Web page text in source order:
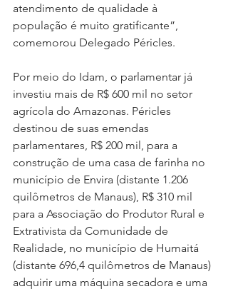
atendimento de qualidade à
população é muito gratificante”,
comemorou Delegado Péricles.
Por meio do Idam, o parlamentar já
investiu mais de R$ 600 mil no setor
agrícola do Amazonas. Péricles
destinou de suas emendas
parlamentares, R$ 200 mil, para a
construção de uma casa de farinha no
município de Envira (distante 1.206
quilômetros de Manaus), R$ 310 mil
para a Associação do Produtor Rural e
Extrativista da Comunidade de
Realidade, no município de Humaitá
(distante 696,4 quilômetros de Manaus)
adquirir uma máquina secadora e uma